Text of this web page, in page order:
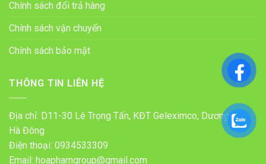
Chính sách đổi trả hàng
Chính sách vận chuyển
Chính sách bảo mật
THÔNG TIN LIÊN HỆ
Địa chỉ: D11-30 Lê Trọng Tấn, KĐT Geleximco, Dương Nội,
Hà Đông
Điện thoại: 0934533309
Email: hoaphamgroup@gmail.com